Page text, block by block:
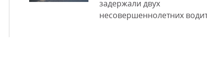
задержали двух
несовершеннолетних